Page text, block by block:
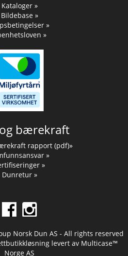
Kataloger »
Bildebase »
»
»
bærekraft
rapport (pdf)»
»
»
Dunretur »
Norsk Dun AS - All rights reserved
levert av Multicase™
Norge AS